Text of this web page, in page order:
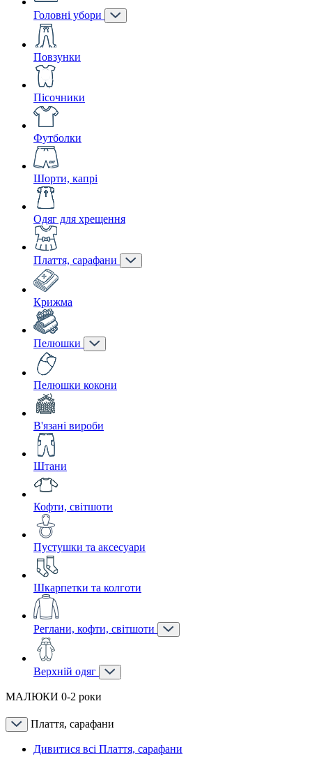
Головні убори
Повзунки
Пісочники
Футболки
Шорти, капрі
Одяг для хрещення
Плаття, сарафани
Крижма
Пелюшки
Пелюшки кокони
В'язані вироби
Штани
Кофти, світшоти
Пустушки та аксесуари
Шкарпетки та колготи
Реглани, кофти, світшоти
Верхній одяг
МАЛЮКИ 0-2 роки
Плаття, сарафани
Дивитися всі Плаття, сарафани